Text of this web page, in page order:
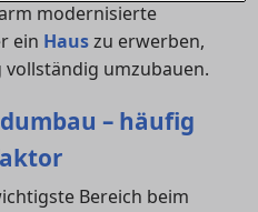
modernisierte
ein Hauszu erwerben,
umzubauen.
– häufig
Bereich beim